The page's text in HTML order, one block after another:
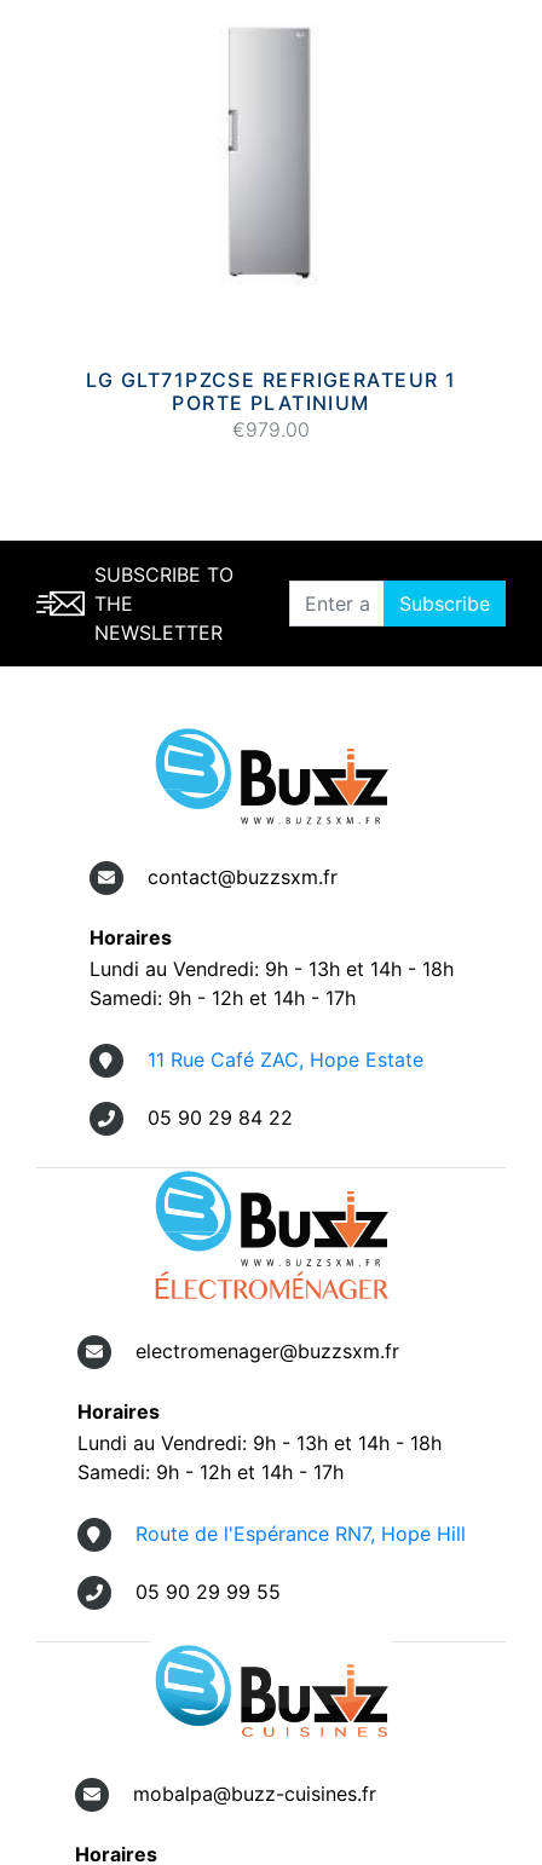
LG GLT71PZCSE REFRIGERATEUR 1
PORTE PLATINIUM
€979.00
SUBSCRIBE TO
THE
NEWSLETTER
Subscribe
contact@buzzsxm.fr
Horaires
Lundi au Vendredi: 9h - 13h et 14h - 18h
Samedi: 9h - 12h et 14h - 17h
11 Rue Café ZAC, Hope Estate
05 90 29 84 22
electromenager@buzzsxm.fr
Horaires
Lundi au Vendredi: 9h - 13h et 14h - 18h
Samedi: 9h - 12h et 14h - 17h
Route de l'Espérance RN7, Hope Hill
05 90 29 99 55
mobalpa@buzz-cuisines.fr
Horaires